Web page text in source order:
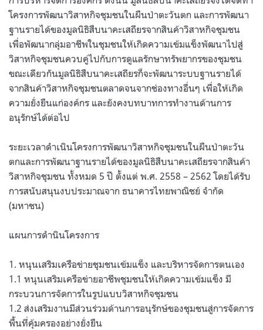
โครงการพัฒนาวิสาหกิจชุมชนในผืนป่าตะวันตก และการพัฒนา
ฐานรายได้ของมูลนิธิสืบนาคะเสถียรจากสินค้าวิสาหกิจชุมชน
เพื่อพัฒนากลุ่มอาชีพในชุมชนให้เกิดความเข้มแข็งพัฒนาไปสู่
วิสาหกิจชุมชนควบคู่ไปกับการดูแลรักษาทรัพยากรของชุมชน
ขณะเดียวกันมูลนิธิสืบนาคะเสถียรก็จะพัฒนาระบบฐานรายได้
จากสินค้าวิสาหกิจชุมชนตลาดจนจากช่องทางอื่นๆ เพื่อให้เกิด
ความยั่งยืนแก่องค์กร และยังคงบทบาทการทำงานด้านการ
อนุรักษ์ได้ต่อไป
ระยะเวลาดำเนินโครงการพัฒนาวิสาหกิจชุมชนในผืนป่าตะวัน
ตกและการพัฒนาฐานรายได้ของมูลนิธิสืบนาคะเสถียรจากสินค้า
วิสาหกิจชุมชน ทั้งหมด 5 ปี ตั้งแต่ พ.ศ. 2558 – 2562โดยได้รับ
การสนับสนุนงบประมาณจาก ธนาคารไทยพาณิชย์ จำกัด
(มหาชน)
แผนการดำนินโครงการ
1. หนุนเสริมเครือข่ายชุมชนเข้มแข็ง และบริหารจัดการตนเอง
1.1 หนุนเสริมเครือข่ายอาชีพชุมชนให้เกิดความเข้มแข็ง มี
กระบวนการจัดการในรูปแบบวิสาหกิจชุมชน
1.2 ส่งเสริมงานมีส่วนร่วมด้านการอนุรักษ์ของชุมชนสู่การจัดการ
พื้นที่คุ้มครองอย่างยั่งยืน